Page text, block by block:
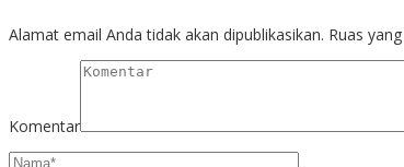
Alamat email Anda tidak akan dipublikasikan. Ruas
Komentar